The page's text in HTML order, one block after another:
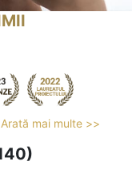
Arată mai multe >>